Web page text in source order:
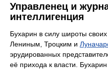
Управленец и
интеллигенция
Бухарин в силу широты
Лениным, Троцким и
эрудированных
её прихода к власти.